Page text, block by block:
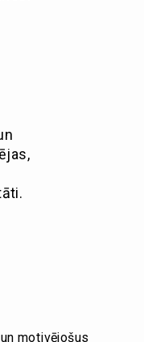
motivējošus